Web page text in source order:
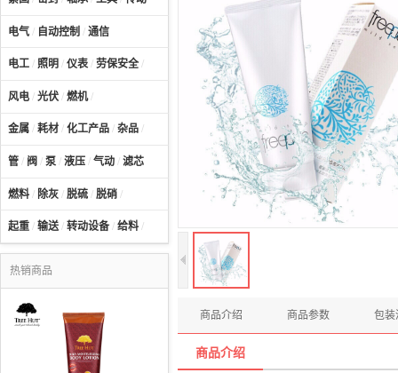
电气 / 自动控制 / 通信
电工 / 照明 / 仪表 / 劳保安全 /
风电 / 光伏 / 燃机/
金属 / 耗材 / 化工产品 / 杂品 /
管 / 阀 / 泵 / 液压 / 气动 / 滤芯
燃料 / 除灰 / 脱硫 / 脱硝 /
起重 / 输送/ 转动设备 / 给料 /
热销商品
商品介绍 商品参数 包装
商品介绍